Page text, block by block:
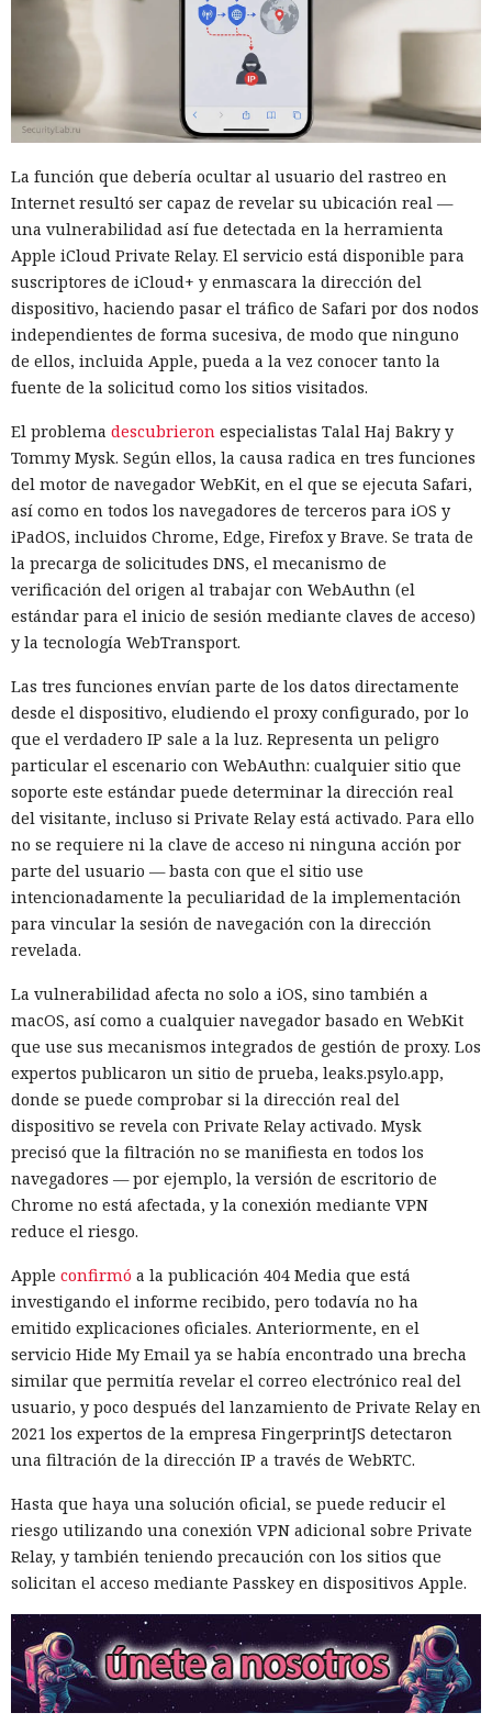
La función que debería ocultar al usuario del rastreo en
Internet resultó ser capaz de revelar su ubicación real —
una vulnerabilidad así fue detectada en la herramienta
Apple iCloud Private Relay. El servicio está disponible para
suscriptores de iCloud+ y enmascara la dirección del
dispositivo, haciendo pasar el tráfico de Safari por dos nodos
independientes de forma sucesiva, de modo que ninguno
de ellos, incluida Apple, pueda a la vez conocer tanto la
fuente de la solicitud como los sitios visitados.
El problema descubrieron especialistas Talal Haj Bakry y
Tommy Mysk. Según ellos, la causa radica en tres funciones
del motor de navegador WebKit, en el que se ejecuta Safari,
así como en todos los navegadores de terceros para iOS y
iPadOS, incluidos Chrome, Edge, Firefox y Brave. Se trata de
la precarga de solicitudes DNS, el mecanismo de
verificación del origen al trabajar con WebAuthn (el
estándar para el inicio de sesión mediante claves de acceso)
y la tecnología WebTransport.
Las tres funciones envían parte de los datos directamente
desde el dispositivo, eludiendo el proxy configurado, por lo
que el verdadero IP sale a la luz. Representa un peligro
particular el escenario con WebAuthn: cualquier sitio que
soporte este estándar puede determinar la dirección real
del visitante, incluso si Private Relay está activado. Para ello
no se requiere ni la clave de acceso ni ninguna acción por
parte del usuario — basta con que el sitio use
intencionadamente la peculiaridad de la implementación
para vincular la sesión de navegación con la dirección
revelada.
La vulnerabilidad afecta no solo a iOS, sino también a
macOS, así como a cualquier navegador basado en WebKit
que use sus mecanismos integrados de gestión de proxy. Los
expertos publicaron un sitio de prueba, leaks.psylo.app,
donde se puede comprobar si la dirección real del
dispositivo se revela con Private Relay activado. Mysk
precisó que la filtración no se manifiesta en todos los
navegadores — por ejemplo, la versión de escritorio de
Chrome no está afectada, y la conexión mediante VPN
reduce el riesgo.
Apple confirmó a la publicación 404 Media que está
investigando el informe recibido, pero todavía no ha
emitido explicaciones oficiales. Anteriormente, en el
servicio Hide My Email ya se había encontrado una brecha
similar que permitía revelar el correo electrónico real del
usuario, y poco después del lanzamiento de Private Relay en
2021 los expertos de la empresa FingerprintJS detectaron
una filtración de la dirección IP a través de WebRTC.
Hasta que haya una solución oficial, se puede reducir el
riesgo utilizando una conexión VPN adicional sobre Private
Relay, y también teniendo precaución con los sitios que
solicitan el acceso mediante Passkey en dispositivos Apple.